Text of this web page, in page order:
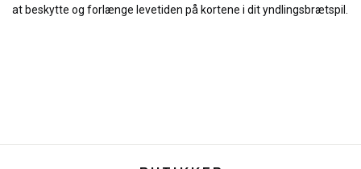
at beskytte og forlænge levetiden på kortene i dit yndlingsbrætspil.